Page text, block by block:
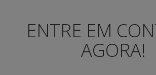
ENTRE EM
AGORA!